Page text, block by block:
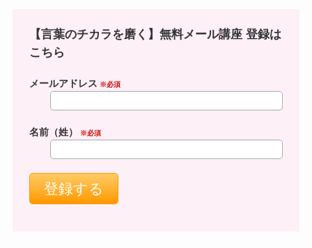
【言葉のチカラを磨く】無料メール講座 登録は
こちら
メールアドレス ※必須
名前（姓） ※必須